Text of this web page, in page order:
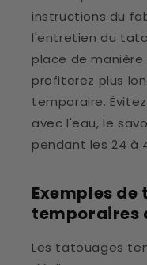
instructions du
l'entretien du
place de
profiterez plus
temporaire.
avec l'eau, le
pendant les 24 à
Exemples
temporaires
Les tatouages